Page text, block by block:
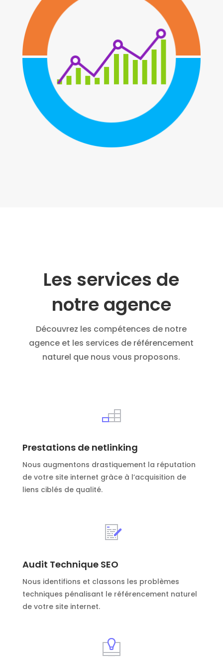
Les services de
notre agence
Découvrez les compétences de notre
agence et les services de référencement
naturel que nous vous proposons.
Prestations de netlinking
Nous augmentons drastiquement la réputation
de votre site internet gràce à l’acquisition de
liens ciblés de qualité.
Audit Technique SEO
Nous identifions et classons les problèmes
techniques pénalisant le référencement naturel
de votre site internet.